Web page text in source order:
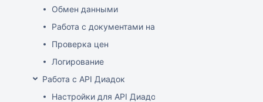
Обмен данными
Работа с документами на ТСД
Проверка цен
Логирование
Работа с API Диадок
Настройки для API Диадок